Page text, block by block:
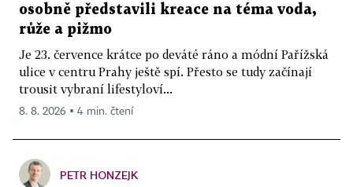
osobně představili kreace na téma voda,
růže a pižmo
Je 23. července krátce po deváté ráno a módní Pařížská
ulice v centru Prahy ještě spí. Přesto se tudy začínají
trousit vybraní lifestyloví...
8. 8. 2026 ▪ 4 min. čtení
PETR HONZEJK